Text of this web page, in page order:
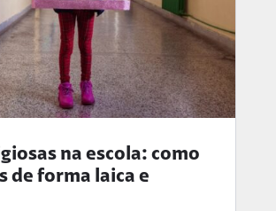
na escola: como
de forma laica e